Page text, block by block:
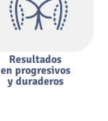
Resultados
en progresivos
y duraderos